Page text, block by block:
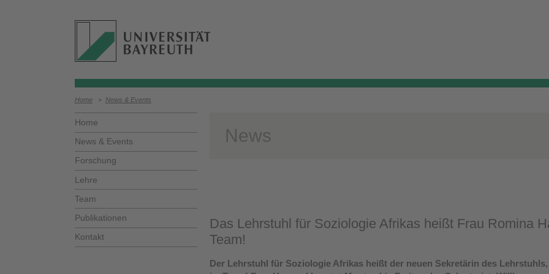
Home > News & Events
Home
News & Events
Forschung
Lehre
Team
Publikationen
Kontakt
News
Das Lehrstuhl für Soziologie Afrikas heißt Frau Romina
Team!
Der Lehrstuhl für Soziologie Afrikas heißt der neuen Sekretärin des